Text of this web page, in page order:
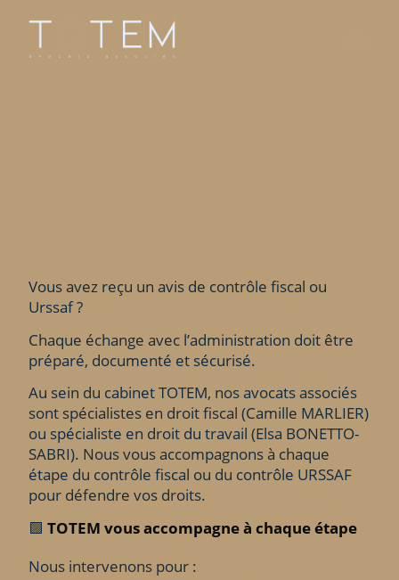
Vous avez reçu un avis de contrôle fiscal ou
Urssaf ?
Chaque échange avec l’administration doit être
préparé, documenté et sécurisé.
Au sein du cabinet TOTEM, nos avocats associés
sont spécialistes en droit fiscal (Camille MARLIER)
ou spécialiste en droit du travail (Elsa BONETTO-
SABRI). Nous vous accompagnons à chaque
étape du contrôle fiscal ou du contrôle URSSAF
pour défendre vos droits.
🟩 TOTEM vous accompagne à chaque étape
Nous intervenons pour :